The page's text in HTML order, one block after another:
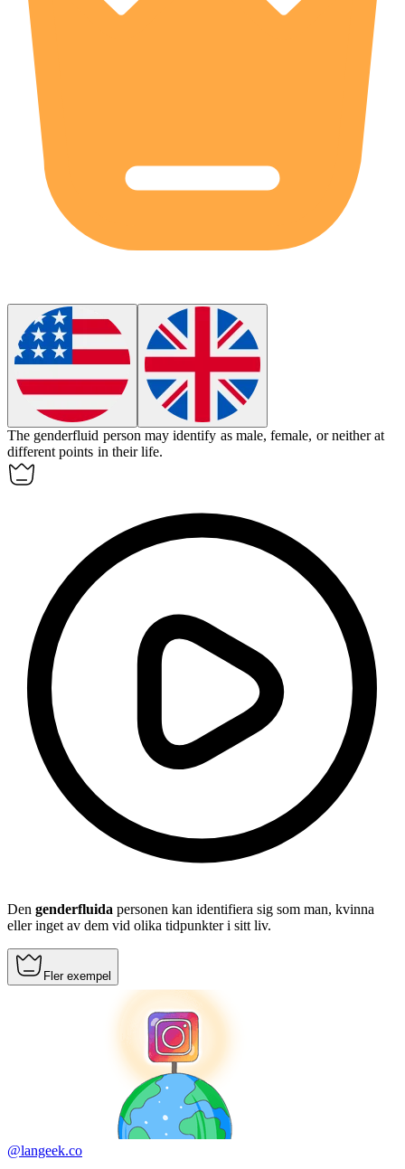
The genderfluid person may identify as male, female, or neither at
different points in their life.
Den genderfluida personen kan identifiera sig som man, kvinna
eller inget av dem vid olika tidpunkter i sitt liv.
Fler exempel
@langeek.co